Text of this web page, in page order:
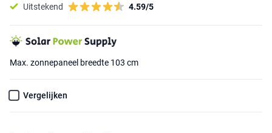
Uitstekend
4.59/5
Max. zonnepaneel breedte 103 cm
Vergelijken